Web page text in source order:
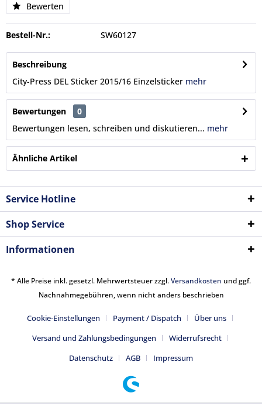
Bewerten
Bestell-Nr.: SW60127
Beschreibung
City-Press DEL Sticker 2015/16 Einzelsticker mehr
Bewertungen
0
Bewertungen lesen, schreiben und diskutieren... mehr
Ähnliche Artikel
Service Hotline
Shop Service
Informationen
* Alle Preise inkl. gesetzl. Mehrwertsteuer zzgl.Versandkosten und ggf.
Nachnahmegebühren, wenn nicht anders beschrieben
Cookie-Einstellungen Payment / Dispatch
Über uns
Versand und Zahlungsbedingungen
Widerrufsrecht
Datenschutz
AGB Impressum